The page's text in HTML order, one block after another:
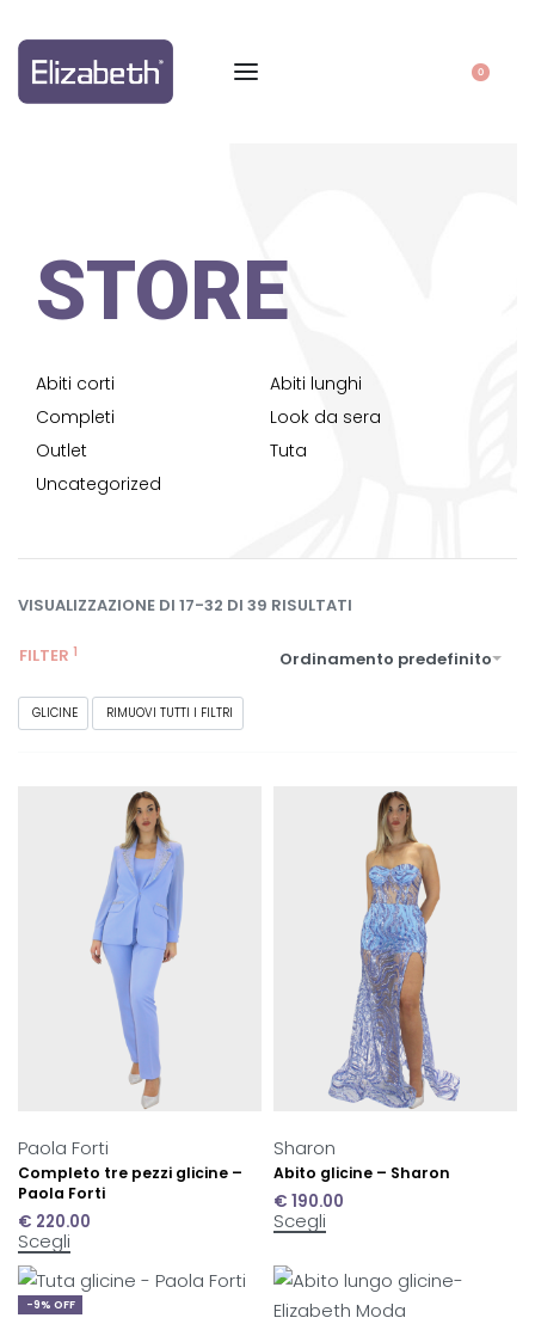
0
STORE
Abiti corti
Abiti lunghi
Completi
Look da sera
Outlet
Tuta
Uncategorized
VISUALIZZAZIONE DI 17-32 DI 39 RISULTATI
Ordinamento predefinito
FILTER
GLICINE RIMUOVI TUTTI I FILTRI
Paola Forti
Completo tre pezzi glicine –
Paola Forti
€ 220.00
Scegli
Sharon
Abito glicine – Sharon
€ 190.00
Scegli
-9% OFF